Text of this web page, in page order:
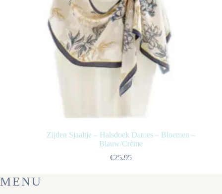
Zijden Sjaaltje – Halsdoek Dames – Bloemen –
Blauw/Crème
€25.95
MENU